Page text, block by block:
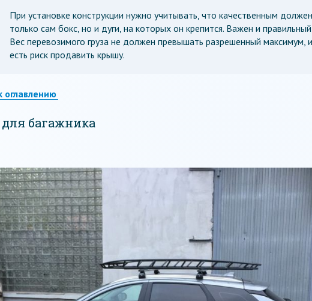
При установке конструкции нужно учитывать, что качественным
только сам бокс, но и дуги, на которых он крепится. Важен и
Вес перевозимого груза не должен превышать разрешенный максимум,
есть риск продавить крышу.
оглавлению
багажника